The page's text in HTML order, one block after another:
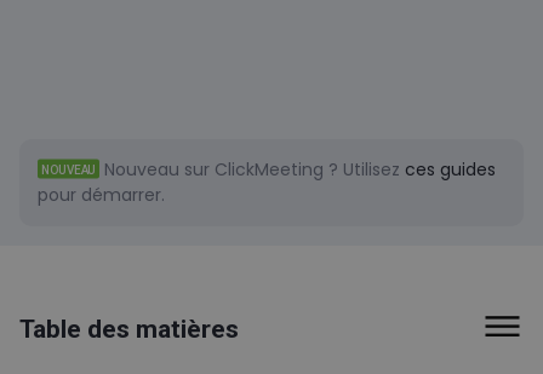
NOUVEAU Nouveau sur ClickMeeting ? Utilisez ces guides
pour démarrer.
Table des matières